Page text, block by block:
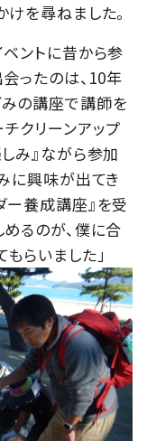
を尋ねました。
ベントに昔から参
ったのは、10年
の講座で講師を
クリーンアップ
み』ながら参加
に興味が出てき
ー養成講座』を受
るのが、僕に合
らいました」